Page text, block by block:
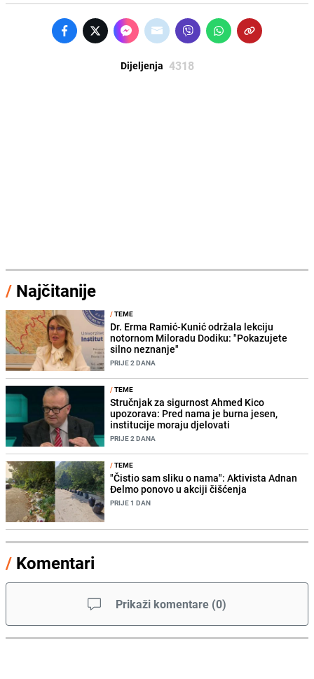
Dijeljenja 4318
/ Najčitanije
/TEME
Dr. Erma Ramić-Kunić održala lekciju
notornom Miloradu Dodiku: "Pokazujete
silno neznanje"
PRIJE 2 DANA
/TEME
Stručnjak za sigurnost Ahmed Kico
upozorava: Pred nama je burna jesen,
institucije moraju djelovati
PRIJE 2 DANA
/TEME
"Čistio sam sliku o nama": Aktivista Adnan
Đelmo ponovo u akciji čišćenja
PRIJE 1 DAN
/ Komentari
Prikaži komentare (0)